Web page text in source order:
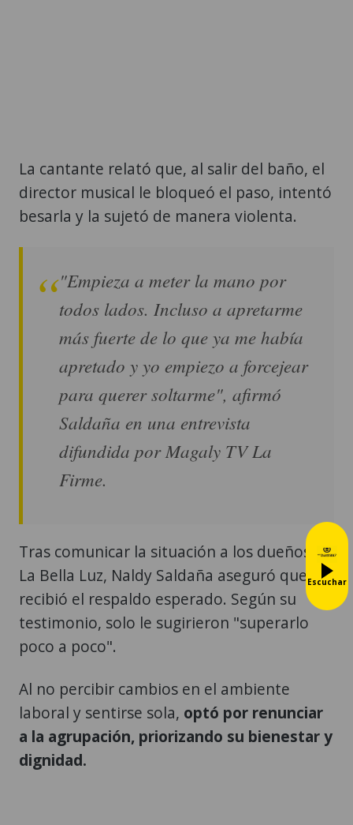
La cantante relató que, al salir del baño, el
director musical le bloqueó el paso, intentó
besarla y la sujetó de manera violenta.
"Empieza a meter la mano por
todos lados. Incluso a apretarme
más fuerte de lo que ya me había
apretado y yo empiezo a forcejear
para querer soltarme", afirmó
Saldaña en una entrevista
difundida por Magaly TV La
Firme.
Tras comunicar la situación a los dueños de
La Bella Luz, Naldy Saldaña aseguró que no
recibió el respaldo esperado. Según su
testimonio, solo le sugirieron "superarlo
poco a poco".
Al no percibir cambios en el ambiente
laboral y sentirse sola, optó por renunciar
a la agrupación, priorizando su bienestar y
dignidad.
Escuchar